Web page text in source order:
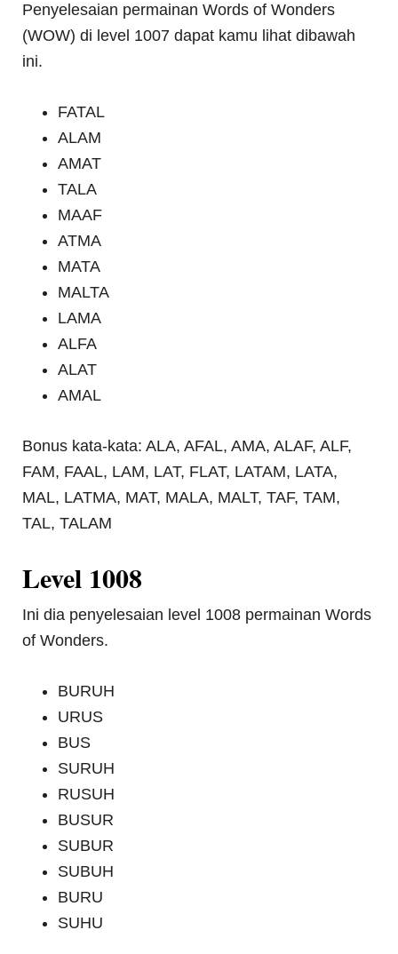
Penyelesaian permainan Words of Wonders
(WOW) di level 1007 dapat kamu lihat dibawah
ini.
FATAL
ALAM
AMAT
TALA
MAAF
ATMA
MATA
MALTA
LAMA
ALFA
ALAT
AMAL
Bonus kata-kata: ALA, AFAL, AMA, ALAF, ALF,
FAM, FAAL, LAM, LAT, FLAT, LATAM, LATA,
MAL, LATMA, MAT, MALA, MALT, TAF, TAM,
TAL, TALAM
Level 1008
Ini dia penyelesaian level 1008 permainan Words
of Wonders.
BURUH
URUS
BUS
SURUH
RUSUH
BUSUR
SUBUR
SUBUH
BURU
SUHU